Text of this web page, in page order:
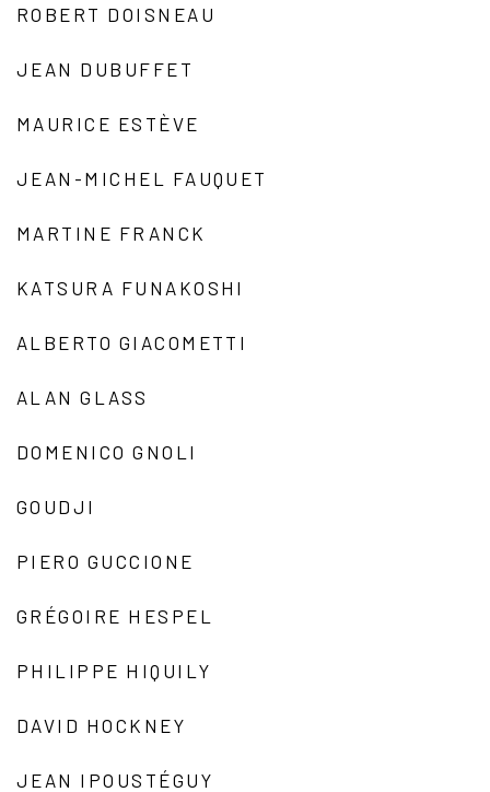
ROBERT DOISNEAU
JEAN DUBUFFET
MAURICE ESTÈVE
JEAN-MICHEL FAUQUET
MARTINE FRANCK
KATSURA FUNAKOSHI
ALBERTO GIACOMETTI
ALAN GLASS
DOMENICO GNOLI
GOUDJI
PIERO GUCCIONE
GRÉGOIRE HESPEL
PHILIPPE HIQUILY
DAVID HOCKNEY
JEAN IPOUSTÉGUY